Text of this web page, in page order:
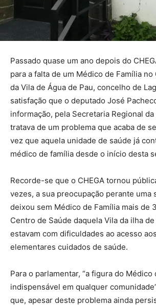
Passado quase um ano depois do
para a falta de um Médico de Família
da Vila de Água de Pau, concelho de
satisfação que o deputado José
informação, pela Secretaria Regional
tratava de um problema que acaba de
vez que aquela unidade de saúde já
médico de família desde o início desta
Recorde-se que o CHEGA tornou
vezes, a sua preocupação perante uma
deixou sem Médico de Família mais de
Centro de Saúde daquela Vila da ilha
estavam com dificuldades ao acesso
elementares cuidados de saúde.
Para o parlamentar, “a figura do Médico
indispensável em qualquer
que, apesar deste problema ainda